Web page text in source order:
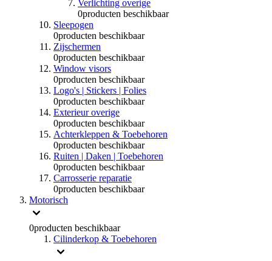
Verlichting overige
0producten beschikbaar
Sleepogen
0producten beschikbaar
Zijschermen
0producten beschikbaar
Window visors
0producten beschikbaar
Logo's | Stickers | Folies
0producten beschikbaar
Exterieur overige
0producten beschikbaar
Achterkleppen & Toebehoren
0producten beschikbaar
Ruiten | Daken | Toebehoren
0producten beschikbaar
Carrosserie reparatie
0producten beschikbaar
Motorisch
0producten beschikbaar
Cilinderkop & Toebehoren